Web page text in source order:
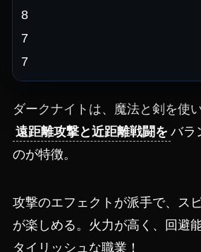
8
7
7
ダークナイトは、魔法と剣を使
遠距離攻撃と近距離戦闘を バラ
のが特徴。
攻撃のエフェクトが派手で、ス
が楽しめる。火力が高く、回避
タイリッシュな職業！